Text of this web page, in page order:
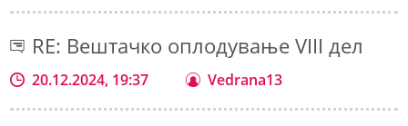
RE: Вештачко оплодување VIII дел
20.12.2024, 19:37 Vedrana13